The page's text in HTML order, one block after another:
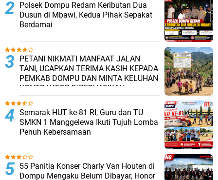
Polsek Dompu Redam Keributan Dua
Dusun di Mbawi, Kedua Pihak Sepakat
Berdamai
PETANI NIKMATI MANFAAT JALAN
TANI, UCAPKAN TERIMA KASIH KEPADA
PEMKAB DOMPU DAN MINTA KELUHAN
KONTRAKTOR DIPERHATIKAN.
Semarak HUT ke-81 RI, Guru dan TU
SMKN 1 Manggelewa Ikuti Tujuh Lomba
Penuh Kebersamaan
55 Panitia Konser Charly Van Houten di
Dompu Mengaku Belum Dibayar, Honor